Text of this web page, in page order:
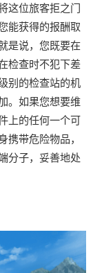
这位旅客拒之门
能获得的报酬取
是说，您既要在
检查时不犯下差
别的检查站的机
。如果您想要维
上的任何一个可
带危险物品，
分子，妥善地处